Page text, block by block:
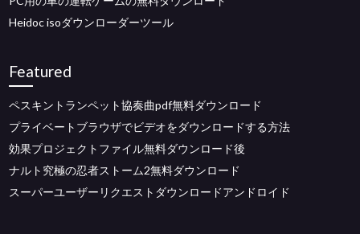
Heidoc isoダウンローダーツール
Featured
ペスキントランペット協奏曲pdf無料ダウンロード
プライベートブラウザでビデオをダウンロードする方法
効果プロジェクトファイル無料ダウンロード後
ナルト究極の忍者ストーム2無料ダウンロード
スーパーユーザーリクエストダウンロードアンドロイド